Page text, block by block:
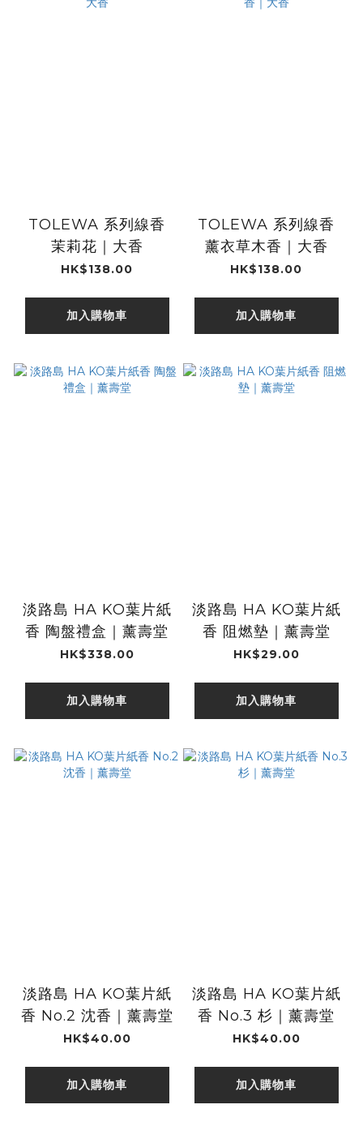
TOLEWA 系列線香
茉莉花｜大香
HK$138.00
加入購物車
TOLEWA 系列線香
薰衣草木香｜大香
HK$138.00
加入購物車
淡路島 HA KO葉片紙
香 陶盤禮盒｜薰壽堂
HK$338.00
加入購物車
淡路島 HA KO葉片紙
香 阻燃墊｜薰壽堂
HK$29.00
加入購物車
淡路島 HA KO葉片紙
香 No.2 沈香｜薰壽堂
HK$40.00
加入購物車
淡路島 HA KO葉片紙
香 No.3 杉｜薰壽堂
HK$40.00
加入購物車